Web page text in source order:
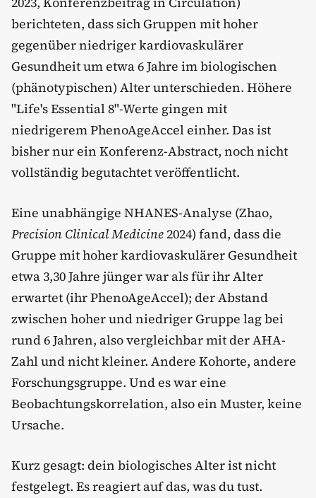
berichteten, dass sich Gruppen mit hoher
gegenüber niedriger kardiovaskulärer
Gesundheit um etwa 6 Jahre im biologischen
(phänotypischen) Alter unterschieden. Höhere
"Life's Essential 8"-Werte gingen mit
niedrigerem PhenoAgeAccel einher. Das ist
bisher nur ein Konferenz-Abstract, noch nicht
vollständig begutachtet veröffentlicht.
Eine unabhängige NHANES-Analyse (Zhao,
Precision Clinical Medicine 2024) fand, dass die
Gruppe mit hoher kardiovaskulärer Gesundheit
etwa 3,30 Jahre jünger war als für ihr Alter
erwartet (ihr PhenoAgeAccel); der Abstand
zwischen hoher und niedriger Gruppe lag bei
rund 6 Jahren, also vergleichbar mit der AHA-
Zahl und nicht kleiner. Andere Kohorte, andere
Forschungsgruppe. Und es war eine
Beobachtungskorrelation, also ein Muster, keine
Ursache.
Kurz gesagt: dein biologisches Alter ist nicht
festgelegt. Es reagiert auf das, was du tust.